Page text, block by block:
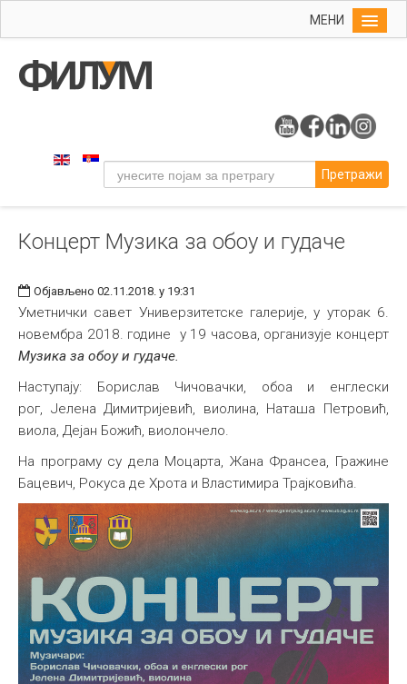
МЕНИ
Упис
Уметност
Музичка уметност
Издаваштво
Библиотека
Међународна
Претражи
Концерт Музика за обоу и гудаче
Објављено 02.11.2018. у 19:31
Уметнички савет Универзитетске галерије, у уторак 6.
новембра 2018. године у 19 часова, организује концерт
Музика за обоу и гудаче.
Наступају: Борислав Чичовачки, обоа и енглески
рог, Јелена Димитријевић, виолина, Наташа Петровић,
виола, Дејан Божић, виолончело.
На програму су дела Моцарта, Жана Франсеа, Гражине
Бацевич, Рокуса де Хрота и Властимира Трајковића.